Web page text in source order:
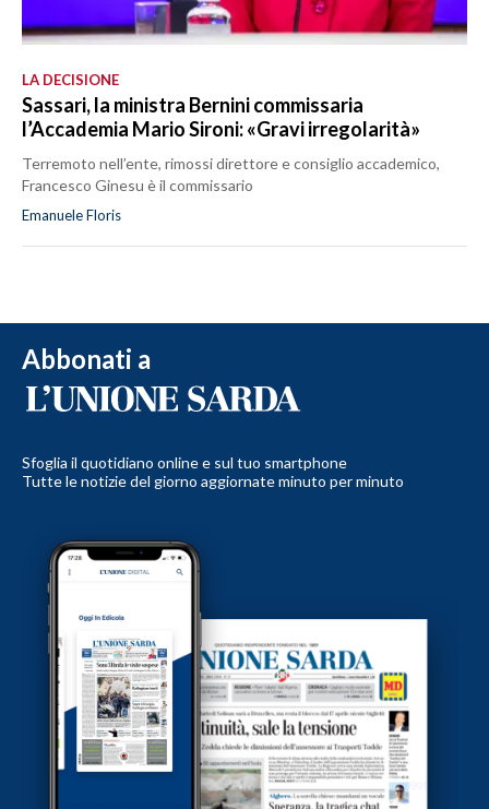
LA DECISIONE
Sassari, la ministra Bernini commissaria
l’Accademia Mario Sironi: «Gravi irregolarità»
Terremoto nell’ente, rimossi direttore e consiglio accademico,
Francesco Ginesu è il commissario
Emanuele Floris
Abbonati a
Sfoglia il quotidiano online e sul tuo smartphone
Tutte le notizie del giorno aggiornate minuto per minuto